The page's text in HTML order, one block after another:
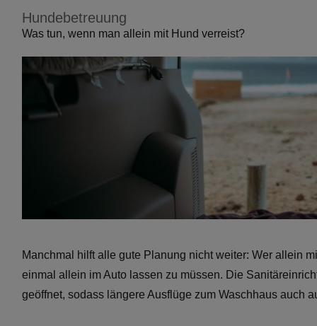
Hundebetreuung
Was tun, wenn man allein mit Hund verreist?
Manchmal hilft alle gute Planung nicht weiter: Wer allein
einmal allein im Auto lassen zu müssen. Die
geöffnet, sodass längere Ausflüge zum Waschhaus auch